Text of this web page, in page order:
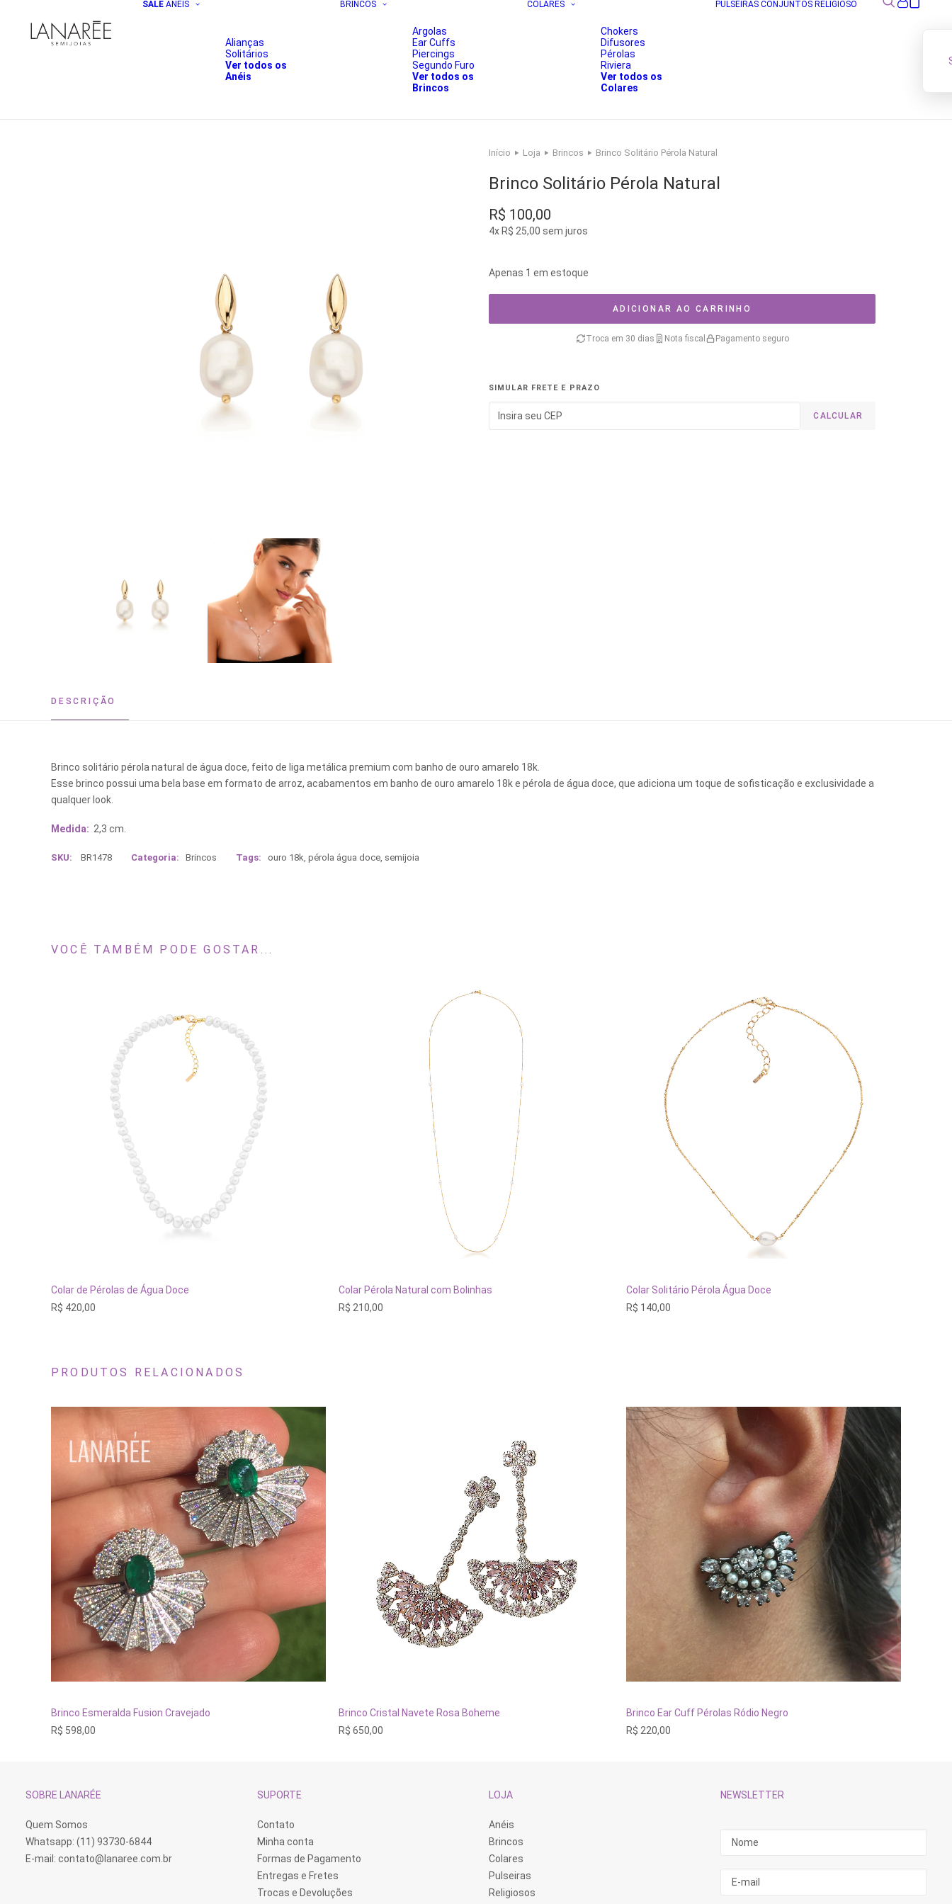
SALE ANÉIS
Alianças
Solitários
Ver todos os
Anéis
BRINCOS
Argolas
Ear Cuffs
Piercings
Segundo Furo
Ver todos os
Brincos
COLARES
Chokers
Difusores
Pérolas
Riviera
Ver todos os
Colares
PULSEIRAS CONJUNTOS RELIGIOSO
Início Loja Brincos Brinco Solitário Pérola Natural
Brinco Solitário Pérola Natural
R$ 100,00
4x R$ 25,00 sem juros
Apenas 1 em estoque
ADICIONAR AO CARRINHO
Troca em 30 dias Nota fiscal Pagamento seguro
SIMULAR FRETE E PRAZO
CALCULAR
DESCRIÇÃO
Brinco solitário pérola natural de água doce, feito de liga metálica premium com banho de ouro amarelo 18k.
Esse brinco possui uma bela base em formato de arroz, acabamentos em banho de ouro amarelo 18k e pérola de água doce, que adiciona um toque de sofisticação e exclusividade a
qualquer look.
Medida: 2,3 cm.
SKU: BR1478 Categoria: Brincos Tags: ouro 18k, pérola água doce, semijoia
VOCÊ TAMBÉM PODE GOSTAR...
ADICIONAR AO CARRINHO
Colar de Pérolas de Água Doce
R$ 420,00
ADICIONAR AO CARRINHO
Colar Pérola Natural com Bolinhas
R$ 210,00
ESGOTADO
Colar Solitário Pérola Água Doce
R$ 140,00
PRODUTOS RELACIONADOS
ADICIONAR AO CARRINHO
Brinco Esmeralda Fusion Cravejado
R$ 598,00
ADICIONAR AO CARRINHO
Brinco Cristal Navete Rosa Boheme
R$ 650,00
ADICIONAR AO CARRINHO
Brinco Ear Cuff Pérolas Ródio Negro
R$ 220,00
SOBRE LANARÉE
Quem Somos
Whatsapp: (11) 93730-6844
E-mail: contato@lanaree.com.br
SUPORTE
Contato
Minha conta
Formas de Pagamento
Entregas e Fretes
Trocas e Devoluções
LOJA
Anéis
Brincos
Colares
Pulseiras
Religiosos
NEWSLETTER